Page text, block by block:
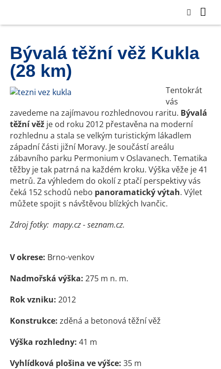
Bývalá těžní věž Kukla
(28 km)
Tentokrát
vás
zavedeme na zajímavou rozhlednovou raritu. Bývalá
těžní věž je od roku 2012 přestavěna na moderní
rozhlednu a stala se velkým turistickým lákadlem
západní části jižní Moravy. Je součástí areálu
zábavního parku Permonium v Oslavanech. Tematika
těžby je tak patrná na každém kroku. Výška věže je 41
metrů. Za výhledem do okolí z ptačí perspektivy vás
čeká 152 schodů nebo panoramatický výtah. Výlet
můžete spojit s návštěvou blízkých Ivančic.
Zdroj fotky: mapy.cz - seznam.cz.
V okrese: Brno-venkov
Nadmořská výška: 275 m n. m.
Rok vzniku: 2012
Konstrukce: zděná a betonová těžní věž
Výška rozhledny: 41 m
Vyhlídková plošina ve výšce: 35 m